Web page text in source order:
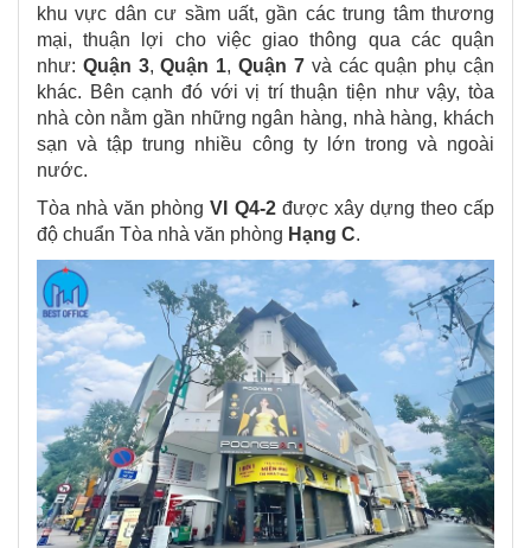
khu vực dân cư sầm uất, gần các trung tâm thương
mại, thuận lợi cho việc giao thông qua các quận
như: Quận 3,Quận 1,Quận 7và các quận phụ cận
khác. Bên cạnh đó với vị trí thuận tiện như vậy, tòa
nhà còn nằm gần những ngân hàng, nhà hàng, khách
sạn và tập trung nhiều công ty lớn trong và ngoài
nước.
Tòa nhà văn phòngVI Q4-2 được xây dựng theo cấp
độ chuẩn Tòa nhà văn phòng Hạng C.